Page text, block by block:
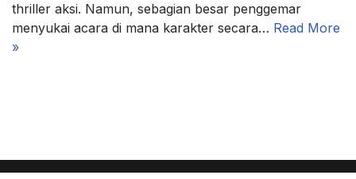
thriller aksi. Namun, sebagian besar penggemar
menyukai acara di mana karakter secara… Read More
»